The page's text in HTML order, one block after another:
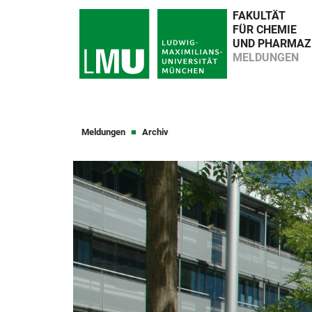
FAKULTÄT
FÜR CHEMIE
UND
MELDUNGEN
Meldungen Archiv